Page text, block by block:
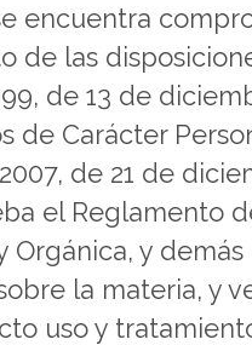
encuentra
de las
de 13 de
de Carácter
de 21 de
el Reglamento
Orgánica, y demás
la materia, y
uso y